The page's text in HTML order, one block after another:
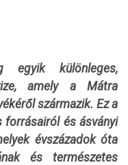
egyik különleges,
amely a Mátra
származik. Ez a
és ásványi
évszázadok óta
és természetes